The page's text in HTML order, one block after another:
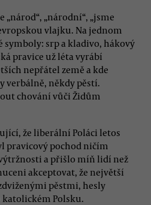
„národ“, „národní“, „jsme
vlajku. Na jednom
srp a kladivo, hákový
pravice už léta vyrábí
nepřátel země a kde
verbálně, někdy pěstí.
chování vůči Židům
že liberální Poláci letos
pravicový pochod ničím
a přišlo míň lidí než
akceptovat, že největší
pěstmi, hesly
Polsku.